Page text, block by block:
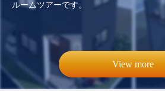
View more
ルームツアーです。